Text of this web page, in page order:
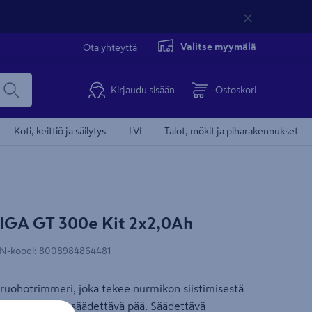
Ota yhteyttä Valitse myymälä
Kirjaudu sisään Ostoskori
Koti, keittiö ja säilytys LVI Talot, mökit ja piharakennukset
GT 300e Kit 2x2,0Ah
koodi: 8008984864481
joka tekee nurmikon siistimisestä
Kääntyvä, säädettävä pää. Säädettävä